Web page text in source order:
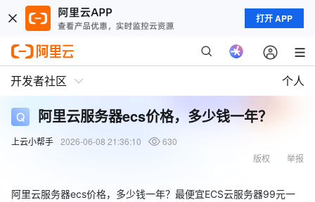
打开 APP
开发者社区 个人
阿里云服务器ecs价格，多少钱一年？
上云小帮手 2026-06-08 21:36:10
630
举报
版权
阿里云服务器ecs价格，多少钱一年？最便宜ECS云服务器99元一